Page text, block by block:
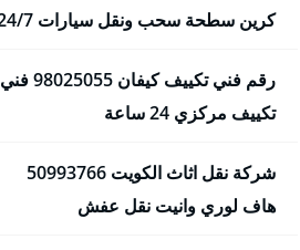
كرين سطحة سحب ونقل سيارات 24/7
رقم فني تكييف كيفان 98025055 فني
تكييف مركزي 24 ساعة
شركة نقل اثاث الكويت 50993766
هاف لوري وانيت نقل عفش